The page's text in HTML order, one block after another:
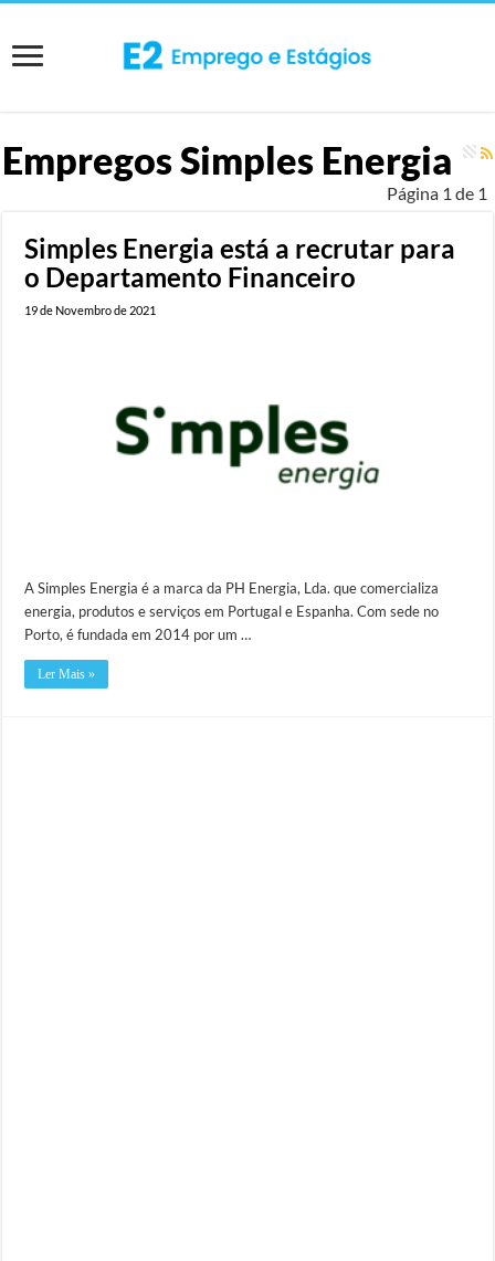
EmpregosSimples Energia
Página 1 de 1
Simples Energia está a recrutar para
o Departamento Financeiro
19 de Novembro de 2021
A Simples Energia é a marca da PH Energia, Lda. que comercializa
energia, produtos e serviços em Portugal e Espanha. Com sede no
Porto, é fundada em 2014 por um …
Ler Mais »